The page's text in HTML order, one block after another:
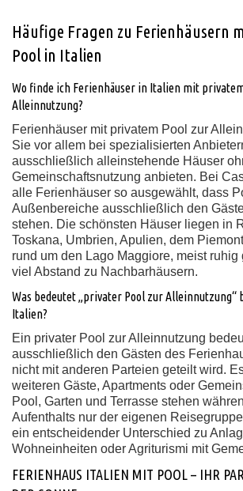
Häufige Fragen zu Ferienhäusern
Pool in Italien
Wo finde ich Ferienhäuser in Italien mit
Alleinnutzung?
Ferienhäuser mit privatem Pool zur
Sie vor allem bei spezialisierten
ausschließlich alleinstehende Häuser
Gemeinschaftsnutzung anbieten. Bei
alle Ferienhäuser so ausgewählt, dass
Außenbereiche ausschließlich den
stehen. Die schönsten Häuser liegen in
Toskana, Umbrien, Apulien, dem
rund um den Lago Maggiore, meist
viel Abstand zu Nachbarhäusern.
Was bedeutet „privater Pool zur Alleinnutzung“
Italien?
Ein privater Pool zur Alleinnutzung
ausschließlich den Gästen des
nicht mit anderen Parteien geteilt wird.
weiteren Gäste, Apartments oder
Pool, Garten und Terrasse stehen
Aufenthalts nur der eigenen
ein entscheidender Unterschied zu
Wohneinheiten oder Agriturismi mit
FERIENHAUS ITALIEN MIT POOL – IHR